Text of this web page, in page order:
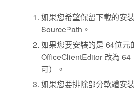
如果您希望保留下載的安
SourcePath。
如果您要安裝的是 64位元
OfficeClientEditor 改為 64
可）。
如果您要排除部分軟體安